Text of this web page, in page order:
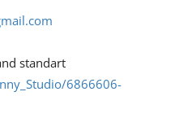
standart
6866606-